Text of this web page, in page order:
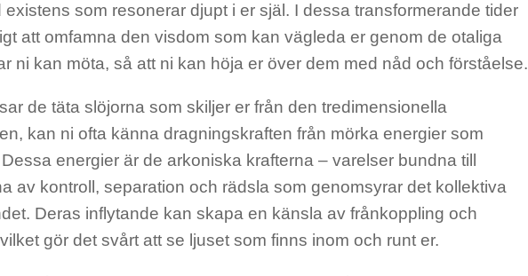
existens som resonerar djupt i er själ. I dessa transformerande tider
att omfamna den visdom som kan vägleda er genom de otaliga
ni kan möta, så att ni kan höja er över dem med nåd och förståelse.
de täta slöjorna som skiljer er från den tredimensionella
kan ni ofta känna dragningskraften från mörka energier som
energier är de arkoniska krafterna – varelser bundna till
av kontroll, separation och rädsla som genomsyrar det kollektiva
Deras inflytande kan skapa en känsla av frånkoppling och
gör det svårt att se ljuset som finns inom och runt er.